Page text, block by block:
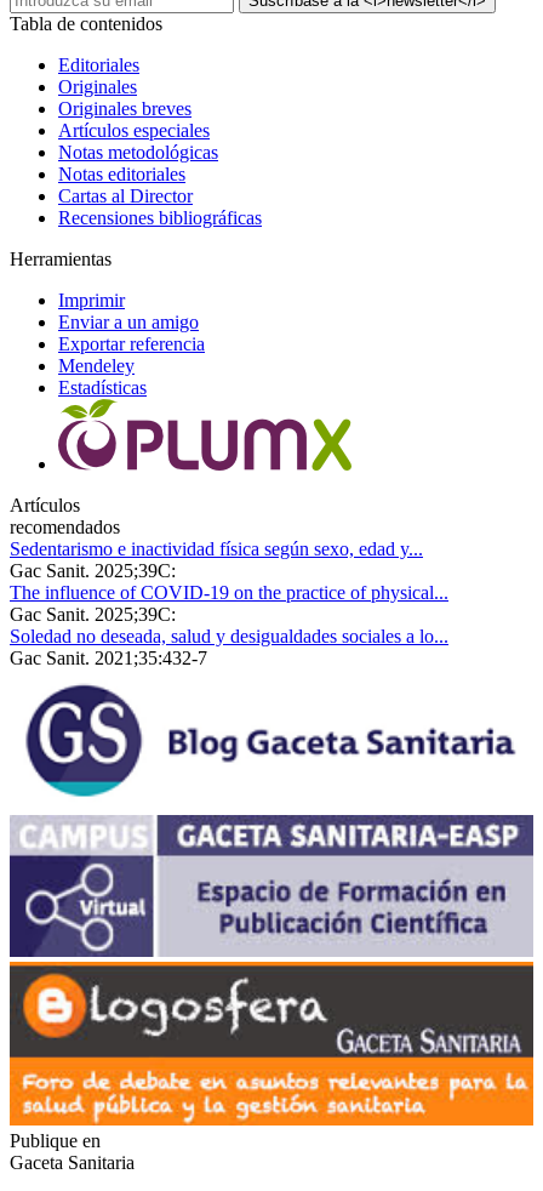
Tabla de contenidos
Editoriales
Originales
Originales breves
Artículos especiales
Notas metodológicas
Notas editoriales
Cartas al Director
Recensiones bibliográficas
Herramientas
Imprimir
Enviar a un amigo
Exportar referencia
Mendeley
Estadísticas
Artículos
recomendados
Sedentarismo e inactividad física según sexo, edad y...
Gac Sanit. 2025;39C:
The influence of COVID-19 on the practice of physical...
Gac Sanit. 2025;39C:
Soledad no deseada, salud y desigualdades sociales a lo...
Gac Sanit. 2021;35:432-7
Publique en
Gaceta Sanitaria